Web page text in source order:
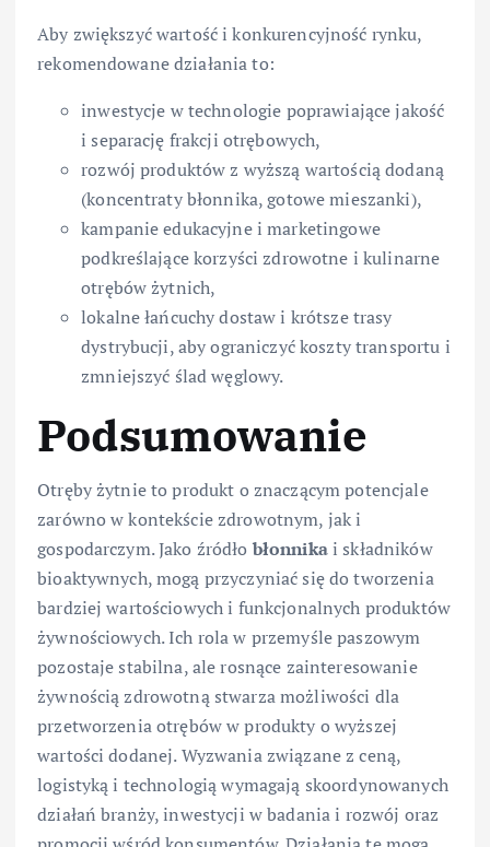
Aby zwiększyć wartość i konkurencyjność rynku,
rekomendowane działania to:
inwestycje w technologie poprawiające jakość
i separację frakcji otrębowych,
rozwój produktów z wyższą wartością dodaną
(koncentraty błonnika, gotowe mieszanki),
kampanie edukacyjne i marketingowe
podkreślające korzyści zdrowotne i kulinarne
otrębów żytnich,
lokalne łańcuchy dostaw i krótsze trasy
dystrybucji, aby ograniczyć koszty transportu i
zmniejszyć ślad węglowy.
Podsumowanie
Otręby żytnie to produkt o znaczącym potencjale
zarówno w kontekście zdrowotnym, jak i
gospodarczym. Jako źródło błonnikai składników
bioaktywnych, mogą przyczyniać się do tworzenia
bardziej wartościowych i funkcjonalnych produktów
żywnościowych. Ich rola w przemyśle paszowym
pozostaje stabilna, ale rosnące zainteresowanie
żywnością zdrowotną stwarza możliwości dla
przetworzenia otrębów w produkty o wyższej
wartości dodanej. Wyzwania związane z ceną,
logistyką i technologią wymagają skoordynowanych
działań branży, inwestycji w badania i rozwój oraz